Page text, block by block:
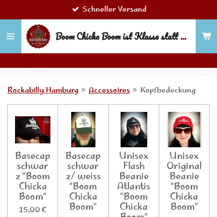
Hauptinhalt
springen
Boom Chicka Boom ist Klasse statt Masse!
Schneller Versand
Rockabilly Hamburg » Accessoires » Kopfbedeckung
Basecap
schwar
z "Boom
Chicka
Boom"
15,00 €
Basecap
schwar
z/ weiss
"Boom
Chicka
Boom"
Unisex
Flash
Beanie
Atlantis
"Boom
Chicka
Unisex
Original
Beanie
"Boom
Chicka
Boom"